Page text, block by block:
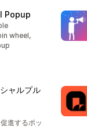
Popup
wheel,
ャルプル
進するポッ